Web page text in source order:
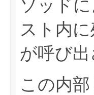
ソッド
スト内
が呼び出
この内